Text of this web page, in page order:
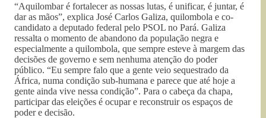
“Aquilombar é fortalecer as nossas lutas, é unificar, é juntar, é
dar as mãos”, explica José Carlos Galiza, quilombola e co-
candidato a deputado federal pelo PSOL no Pará. Galiza
ressalta o momento de abandono da população negra e
especialmente a quilombola, que sempre esteve à margem das
decisões de governo e sem nenhuma atenção do poder
público. “Eu sempre falo que a gente veio sequestrado da
África, numa condição sub-humana e parece que até hoje a
gente ainda vive nessa condição”. Para o cabeça da chapa,
participar das eleições é ocupar e reconstruir os espaços de
poder e decisão.